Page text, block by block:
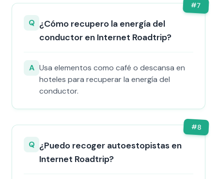
#7
Q ¿Cómo recupero la energía del
conductor en Internet Roadtrip?
A Usa elementos como café o descansa en
hoteles para recuperar la energía del
conductor.
#8
Q ¿Puedo recoger autoestopistas en
Internet Roadtrip?